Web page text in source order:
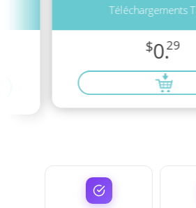
Téléchargements
$0.29